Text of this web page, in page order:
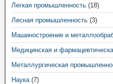
Легкая промышленность (18)
Лесная промышленность (3)
Машиностроение и
Медицинская и
Металлургическая
Наука(7)